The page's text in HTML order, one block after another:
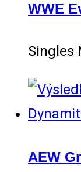
WWE
Singles
AEW